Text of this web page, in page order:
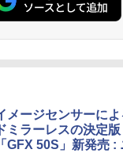
メージセンサーに
ミラーレスの決定
GFX 50S」新発売 :